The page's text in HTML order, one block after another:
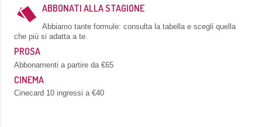
ABBONATI ALLA STAGIONE
Abbiamo tante formule: consulta la tabella e scegli quella
che più si adatta a te.
PROSA
Abbonamenti a partire da €65
CINEMA
Cinecard 10 ingressi a €40